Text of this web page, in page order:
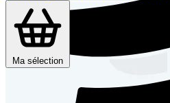
Ma sélection